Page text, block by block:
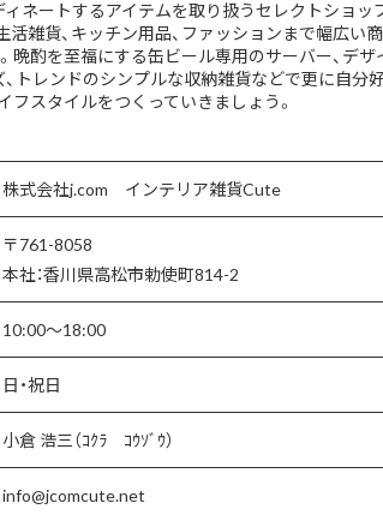
ネートするアイテムを取り扱うセレクトショッ
活雑貨、キッチン用品、ファッションまで幅広い
晩酌を至福にする缶ビール専用のサーバー、デザ
トレンドのシンプルな収納雑貨などで更に自分
フスタイルをつくっていきましょう。
株式会社j.com インテリア雑貨Cute
〒761-8058
本社：香川県高松市勅使町814-2
10:00〜18:00
日・祝日
小倉 浩三（ｺｸﾗ ｺｳｿﾞｳ）
info@jcomcute.net